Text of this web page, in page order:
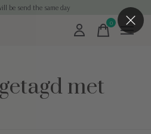
be send the same day
0items
met